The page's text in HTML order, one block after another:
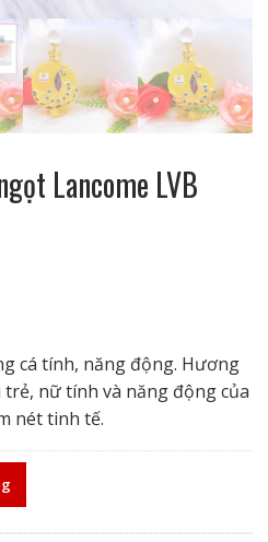
Lancome LVB
cá tính, năng động. Hương
nữ tính và năng động của
nét tinh tế.